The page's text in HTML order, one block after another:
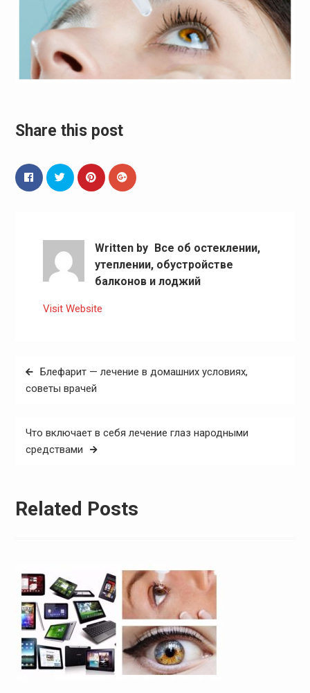
Share this post
Written by Все об остеклении,
утеплении, обустройстве
балконов и лоджий
Visit Website
Навигация
по
Блефарит — лечение в домашних условиях,
советы врачей
Что включает в себя лечение глаз народными
средствами
Related Posts